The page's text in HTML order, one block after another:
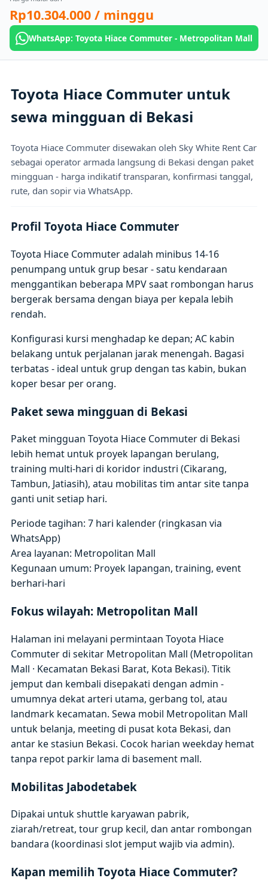
Rp10.304.000 / minggu
WhatsApp: Toyota Hiace Commuter - Metropolitan Mall
Toyota Hiace Commuter untuk
sewa mingguan di Bekasi
Toyota Hiace Commuter disewakan oleh Sky White Rent Car
sebagai operator armada langsung di Bekasi dengan paket
mingguan - harga indikatif transparan, konfirmasi tanggal,
rute, dan sopir via WhatsApp.
Profil Toyota Hiace Commuter
Toyota Hiace Commuter adalah minibus 14-16
penumpang untuk grup besar - satu kendaraan
menggantikan beberapa MPV saat rombongan harus
bergerak bersama dengan biaya per kepala lebih
rendah.
Konfigurasi kursi menghadap ke depan; AC kabin
belakang untuk perjalanan jarak menengah. Bagasi
terbatas - ideal untuk grup dengan tas kabin, bukan
koper besar per orang.
Paket sewa mingguan di Bekasi
Paket mingguan Toyota Hiace Commuter di Bekasi
lebih hemat untuk proyek lapangan berulang,
training multi-hari di koridor industri (Cikarang,
Tambun, Jatiasih), atau mobilitas tim antar site tanpa
ganti unit setiap hari.
Periode tagihan: 7 hari kalender (ringkasan via
WhatsApp)
Area layanan: Metropolitan Mall
Kegunaan umum: Proyek lapangan, training, event
berhari-hari
Fokus wilayah: Metropolitan Mall
Halaman ini melayani permintaan Toyota Hiace
Commuter di sekitar Metropolitan Mall (Metropolitan
Mall · Kecamatan Bekasi Barat, Kota Bekasi). Titik
jemput dan kembali disepakati dengan admin -
umumnya dekat arteri utama, gerbang tol, atau
landmark kecamatan. Sewa mobil Metropolitan Mall
untuk belanja, meeting di pusat kota Bekasi, dan
antar ke stasiun Bekasi. Cocok harian weekday hemat
tanpa repot parkir lama di basement mall.
Mobilitas Jabodetabek
Dipakai untuk shuttle karyawan pabrik,
ziarah/retreat, tour grup kecil, dan antar rombongan
bandara (koordinasi slot jemput wajib via admin).
Kapan memilih Toyota Hiace Commuter?